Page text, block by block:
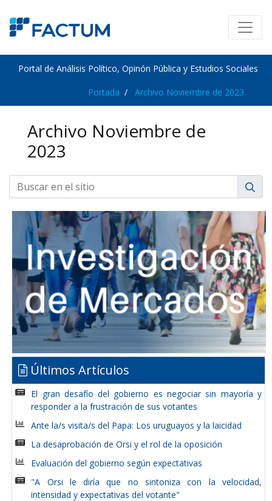
Portal de Análisis Político, Opinón Pública y Estudios Sociales
Portada Archivo Noviembre de 2023
Archivo Noviembre de
2023
Últimos Artículos
El gran desafío del gobierno es negociar sin mayoría y
responder a la frustración de sus votantes
Ante la/s visita/s del Papa: Los uruguayos y la laicidad
La desaprobación de Orsi y el rol de la oposición
Evaluación del gobierno según expectativas
"A Orsi le diría que no sintoniza con la velocidad,
intensidad y expectativas del votante"